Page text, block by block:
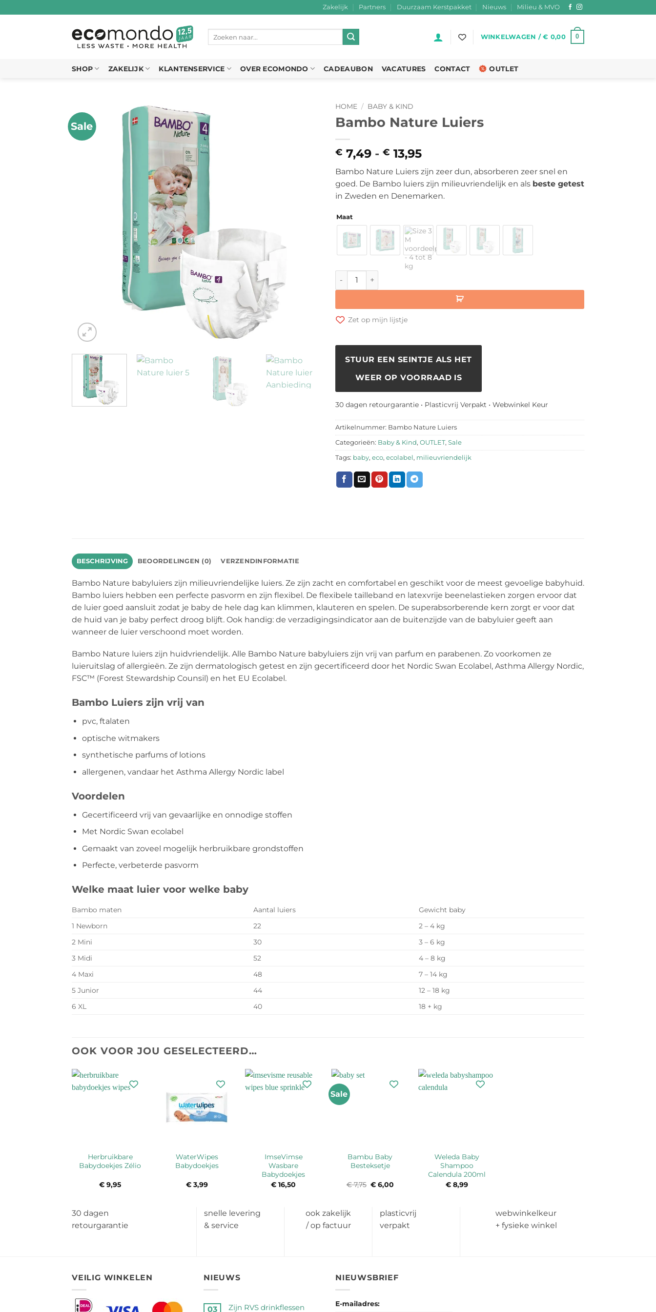
Zakelijk Partners Duurzaam Kerstpakket Nieuws Milieu & MVO
Zoeken
WINKELWAGEN /€ 0,00 0
SHOP ZAKELIJK KLANTENSERVICE OVER ECOMONDO CADEAUBON VACATURES CONTACT OUTLET
Sale
HOME / BABY & KIND
Bambo Nature Luiers
€ 7,49 - € 13,95
€ 7,49
tot
€ 13,95
Bambo Nature Luiers zijn zeer dun, absorberen zeer snel en
goed. De Bambo luiers zijn milieuvriendelijk en als beste getest
in Zweden en Denemarken.
Maat
Bambo Nature Luiers aantal
Zet op mijn lijstje
STUUR EEN SEINTJE ALS HET
WEER OP VOORRAAD IS
30 dagen retourgarantie • Plasticvrij Verpakt • Webwinkel Keur
Artikelnummer: Bambo Nature Luiers
Categorieën: Baby & Kind, OUTLET, Sale
Tags: baby, eco, ecolabel, milieuvriendelijk
BESCHRIJVING BEOORDELINGEN (0) VERZENDINFORMATIE
Bambo Nature babyluiers zijn milieuvriendelijke luiers. Ze zijn zacht en comfortabel en geschikt voor de meest gevoelige babyhuid.
Bambo luiers hebben een perfecte pasvorm en zijn flexibel. De flexibele tailleband en latexvrije beenelastieken zorgen ervoor dat
de luier goed aansluit zodat je baby de hele dag kan klimmen, klauteren en spelen. De superabsorberende kern zorgt er voor dat
de huid van je baby perfect droog blijft. Ook handig: de verzadigingsindicator aan de buitenzijde van de babyluier geeft aan
wanneer de luier verschoond moet worden.
Bambo Nature luiers zijn huidvriendelijk. Alle Bambo Nature babyluiers zijn vrij van parfum en parabenen. Zo voorkomen ze
luieruitslag of allergieën. Ze zijn dermatologisch getest en zijn gecertificeerd door het Nordic Swan Ecolabel, Asthma Allergy Nordic,
FSC™ (Forest Stewardship Counsil) en het EU Ecolabel.
Bambo Luiers zijn vrij van
pvc, ftalaten
optische witmakers
synthetische parfums of lotions
allergenen, vandaar het Asthma Allergy Nordic label
Voordelen
Gecertificeerd vrij van gevaarlijke en onnodige stoffen
Met Nordic Swan ecolabel
Gemaakt van zoveel mogelijk herbruikbare grondstoffen
Perfecte, verbeterde pasvorm
Welke maat luier voor welke baby
Bambo maten Aantal luiers
Gewicht baby
1 Newborn
22
2 – 4 kg
2 Mini
30
3 – 6 kg
3 Midi
52
4 – 8 kg
4 Maxi
48
7 – 14 kg
5 Junior
44
12 – 18 kg
6 XL
40 18 + kg
OOK VOOR JOU GESELECTEERD…
Herbruikbare
Babydoekjes Zélio
€ 9,95
WaterWipes
Babydoekjes
€3,99
ImseVimse
Wasbare
Babydoekjes
€ 16,50
Sale
Bambu Baby
Besteksetje
€7,75 Oorspronkelijke
prijs
€6,00
Weleda Baby
Shampoo
Calendula 200ml
€8,99
30 dagen
retourgarantie
snelle levering
& service
ook zakelijk
/ op factuur
plasticvrij
verpakt
webwinkelkeur
+ fysieke winkel
VEILIG WINKELEN NIEUWS
03
Zijn RVS drinkflessen
NIEUWSBRIEF
E-mailadres: